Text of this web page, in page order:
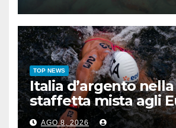
TOP NEWS
Italia d’argento nella
staffetta mista agli
nuoto di fondo
AGO 8, 2026